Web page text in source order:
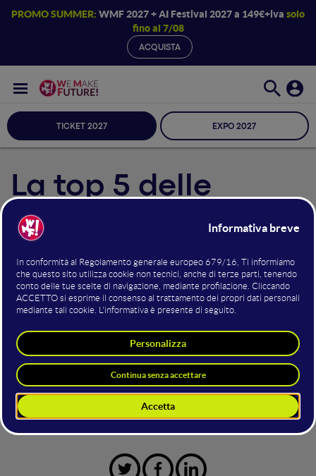
PROMO SUMMER: WMF 2027 + AI Festival 2027 a 149€+iva solo
fino al 7/08
ACQUISTA
TICKET 2027 EXPO 2027
La top 5 delle
professioni digitali
più richieste oggi
Il mercato del lavoro cambia velocemente e sono
richieste, in particolare in ambito social. Per un
lavoro sicuro basta specializzarsi in scrittore di
contenuti per Tinder o Tik Tok Manager.
Mercoledì 28 Ottobre 2020